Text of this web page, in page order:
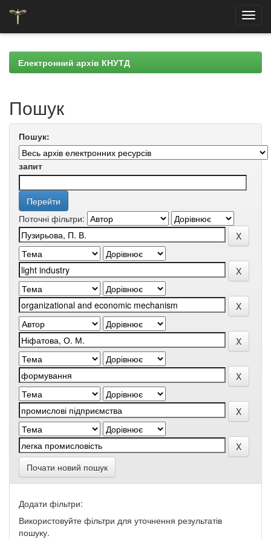
navigationЕлектронний архів КНУТД
Пошук
Пошук:
запит
Поточні фільтри:
Почати новий пошук
Додати фільтри:
Використовуйте фільтри для уточнення результатів
пошуку.